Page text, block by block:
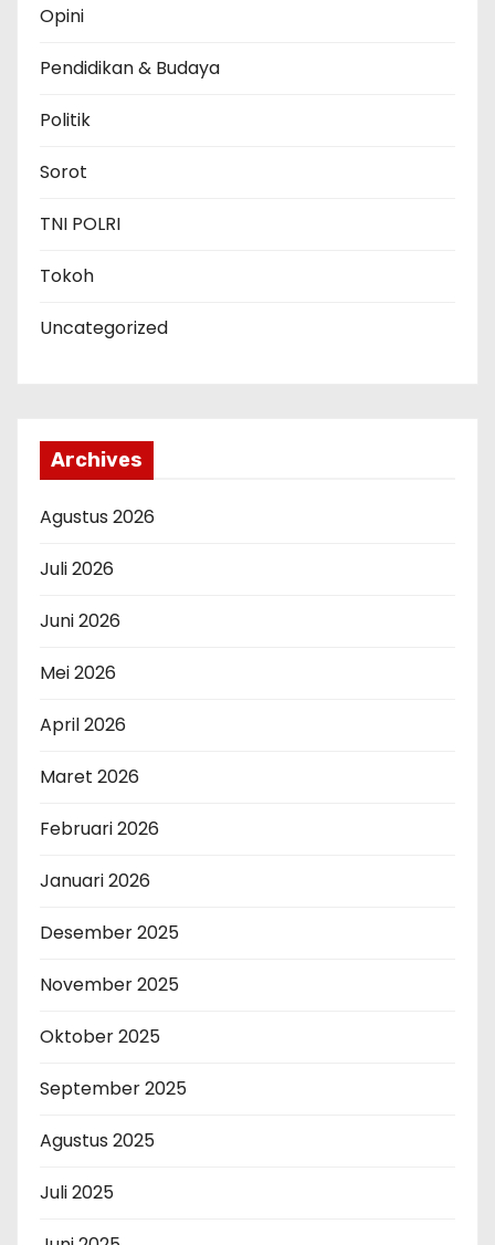
Opini
Pendidikan & Budaya
Politik
Sorot
TNI POLRI
Tokoh
Uncategorized
Archives
Agustus 2026
Juli 2026
Juni 2026
Mei 2026
April 2026
Maret 2026
Februari 2026
Januari 2026
Desember 2025
November 2025
Oktober 2025
September 2025
Agustus 2025
Juli 2025